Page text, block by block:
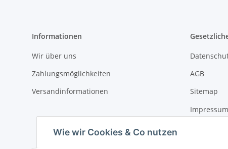
Wie wir Cookies & Co nutzen
Informationen
Wir über uns
Zahlungsmöglichkeiten
Versandinformationen
AGB
Sitemap
Impressum